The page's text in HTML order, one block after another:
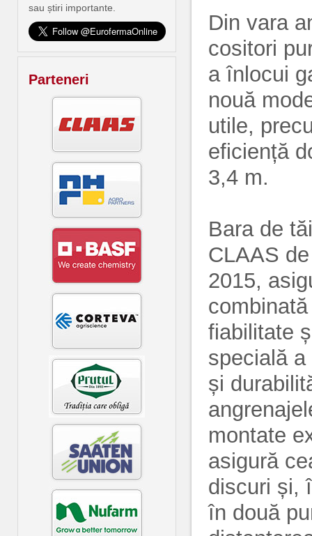
sau știri importante.
Parteneri
Din vara
cositori
a înlocui
nouă
utile,
eficiență
3,4 m.
Bara de
CLAAS
2015,
fiabilitate
specială
și
montate
asigură
discuri și,
în două